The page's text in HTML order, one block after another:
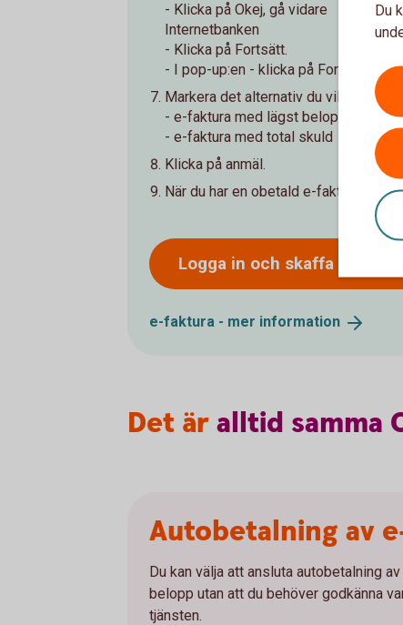
- Klicka på Okej, gå vidare
Internetbanken
- Klicka på Fortsätt.
- I pop-up:en - klicka på Fortsätt till
Markera det alternativ du vill ha:
- e-faktura med lägst belopp att
- e-faktura med total skuld
Klicka på anmäl.
När du har en obetald e-faktura
Logga in och skaffa
e-faktura - mer information
Det äralltid samma
Autobetalning av
Du kan välja att ansluta autobetalning
belopp utan att du behöver godkänna
tjänsten.
Du